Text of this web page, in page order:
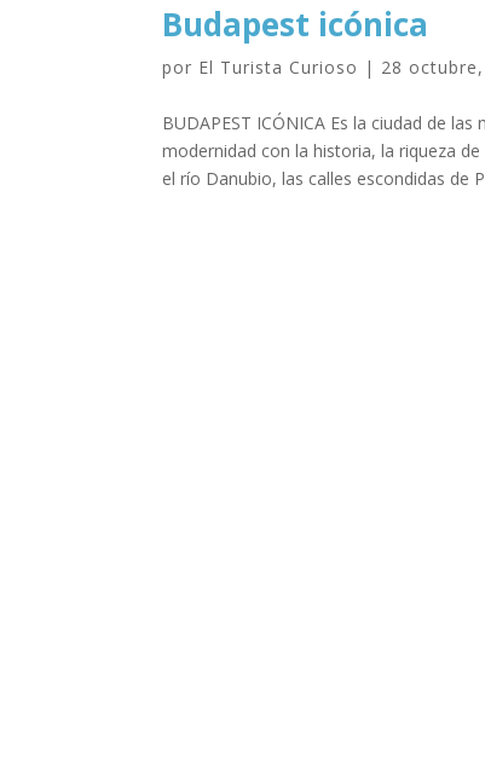
Budapest icónica
por El Turista Curioso | 28
BUDAPEST ICÓNICA Es la ciudad de
modernidad con la historia, la riqueza
el río Danubio, las calles escondidas de